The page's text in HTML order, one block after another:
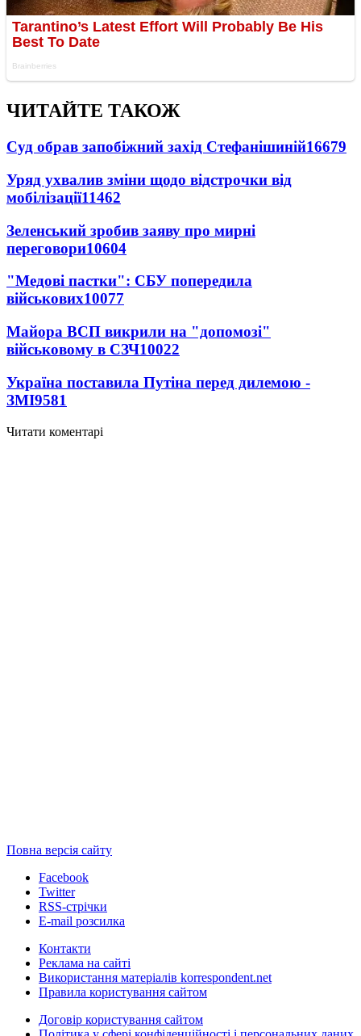
ЧИТАЙТЕ ТАКОЖ
Суд обрав запобіжний захід Стефанішиній16679
Уряд ухвалив зміни щодо відстрочки від
мобілізації11462
Зеленський зробив заяву про мирні
переговори10604
"Медові пастки": СБУ попередила
військових10077
Майора ВСП викрили на "допомозі"
військовому в СЗЧ10022
Україна поставила Путіна перед дилемою -
ЗМІ9581
Читати коментарі
Повна версія сайту
Facebook
Twitter
RSS-стрічки
E-mail розсилка
Контакти
Реклама на сайті
Використання матеріалів korrespondent.net
Правила користування сайтом
Договір користування сайтом